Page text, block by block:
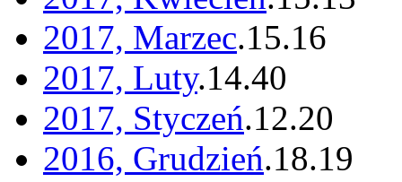
2017, Marzec.15.16
2017, Luty.14.40
2017, Styczeń.12.20
2016, Grudzień.18.19